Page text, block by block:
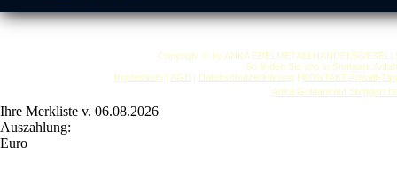
Copyright © by ANKA
So finden Sie uns in Stuttgart:
Impressum | AGB | Datenschutzerklärung | KONTAKT Anwalt-
Anka Goldankauf Stuttgart
Ihre Merkliste v. 06.08.2026
Auszahlung:
Euro